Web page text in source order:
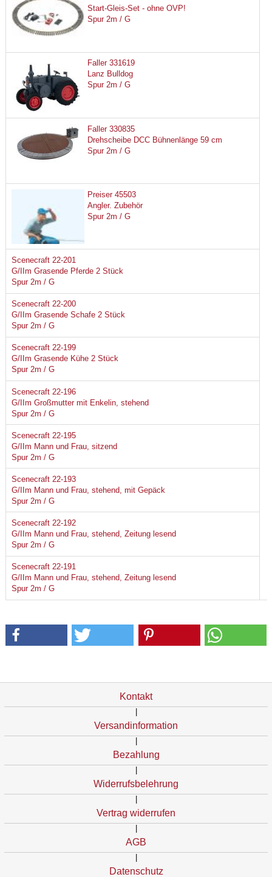
Start-Gleis-Set - ohne OVP!
Spur 2m / G
Faller 331619
Lanz Bulldog
Spur 2m / G
Faller 330835
Drehscheibe DCC Bühnenlänge 59 cm
Spur 2m / G
Preiser 45503
Angler. Zubehör
Spur 2m / G
Scenecraft 22-201
G/IIm Grasende Pferde 2 Stück
Spur 2m / G
Scenecraft 22-200
G/IIm Grasende Schafe 2 Stück
Spur 2m / G
Scenecraft 22-199
G/IIm Grasende Kühe 2 Stück
Spur 2m / G
Scenecraft 22-196
G/IIm Großmutter mit Enkelin, stehend
Spur 2m / G
Scenecraft 22-195
G/IIm Mann und Frau, sitzend
Spur 2m / G
Scenecraft 22-193
G/IIm Mann und Frau, stehend, mit Gepäck
Spur 2m / G
Scenecraft 22-192
G/IIm Mann und Frau, stehend, Zeitung lesend
Spur 2m / G
Scenecraft 22-191
G/IIm Mann und Frau, stehend, Zeitung lesend
Spur 2m / G
Kontakt
Versandinformation
Bezahlung
Widerrufsbelehrung
Vertrag widerrufen
AGB
Datenschutz